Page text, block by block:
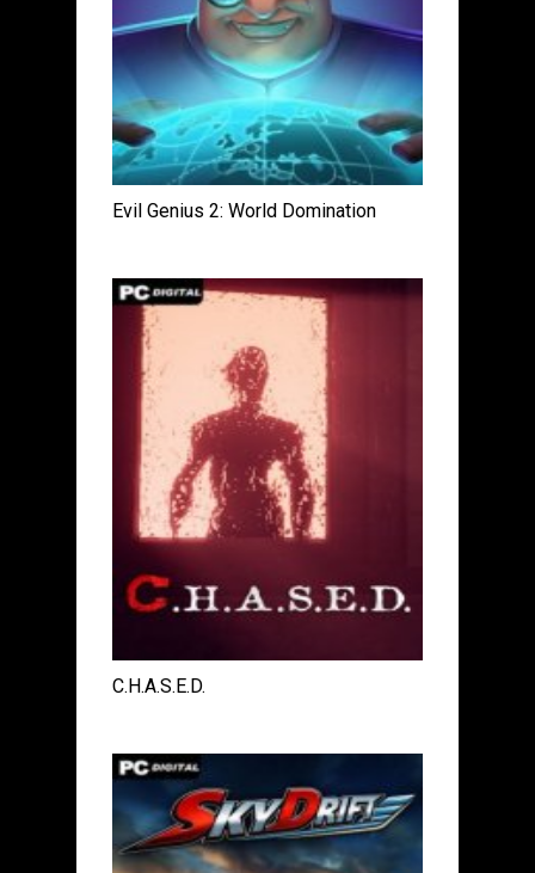
Evil Genius 2: World Domination
C.H.A.S.E.D.